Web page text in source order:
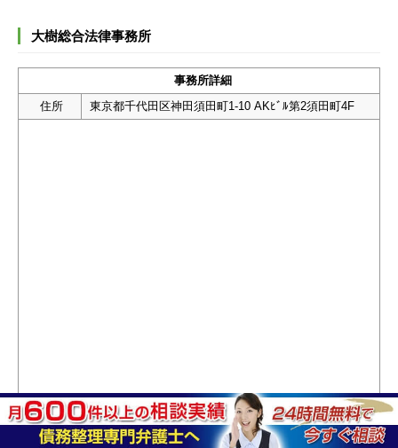
大樹総合法律事務所
事務所詳細
住所
東京都千代田区神田須田町1-10 AKﾋﾞﾙ第2須田町4F